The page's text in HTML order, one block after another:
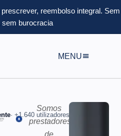
reembolso integral. Sem
sem burocracia
MENU
· +1.640 utilizadores
Somos
prestadores
de